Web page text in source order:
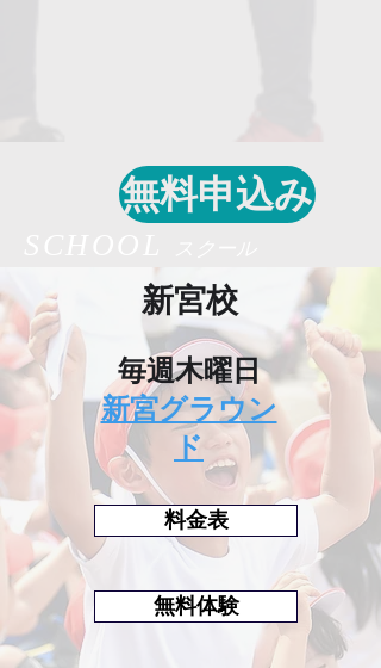
無料申込み
新宮校
​毎週木曜日
新宮グラウン
ド
料金表
無料体験